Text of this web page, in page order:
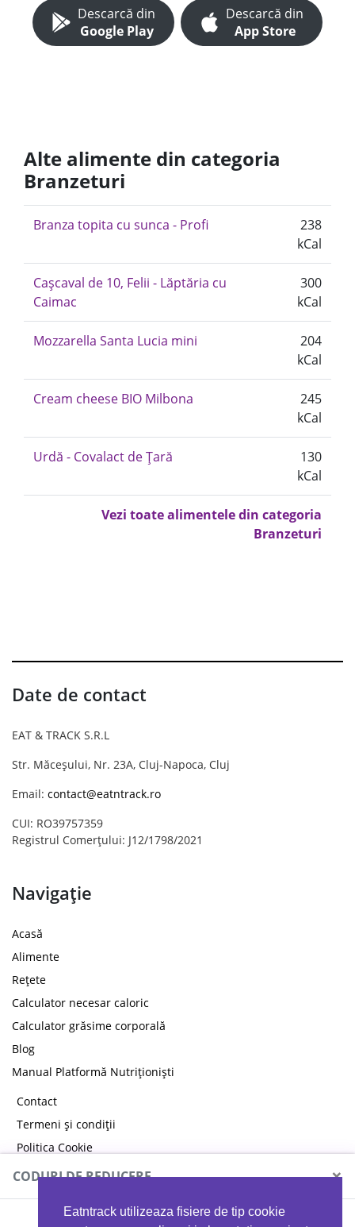
Eatntrack utilizeaza fisiere de tip cookie
Descarcă din
Google Play
Descarcă din
App Store
Alte alimente din categoria
Branzeturi
Branza topita cu sunca - Profi
238
kCal
Cașcaval de 10, Felii - Lăptăria cu
Caimac
300
kCal
Mozzarella Santa Lucia mini
204
kCal
Cream cheese BIO Milbona
245
kCal
Urdă - Covalact de Țară
130
kCal
Vezi toate alimentele din categoria
Branzeturi
Date de contact
EAT & TRACK S.R.L
Str. Măceșului, Nr. 23A, Cluj-Napoca, Cluj
Email: contact@eatntrack.ro
CUI: RO39757359
Registrul Comerțului: J12/1798/2021
Navigație
Acasă
Alimente
Rețete
Calculator necesar caloric
Calculator grăsime corporală
Blog
Manual Platformă Nutriționiști
Contact
Termeni și condiții
Politica Cookie
Politica de confidențialitate
CODURI DE REDUCERE ×